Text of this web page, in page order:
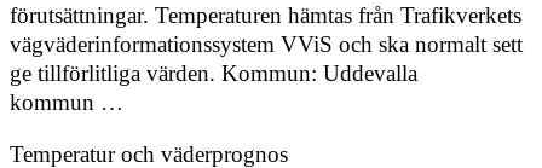
förutsättningar. Temperaturen hämtas från Trafikverkets
vägväderinformationssystem VViS och ska normalt sett
ge tillförlitliga värden. Kommun: Uddevalla
kommun …
Temperatur och väderprognos